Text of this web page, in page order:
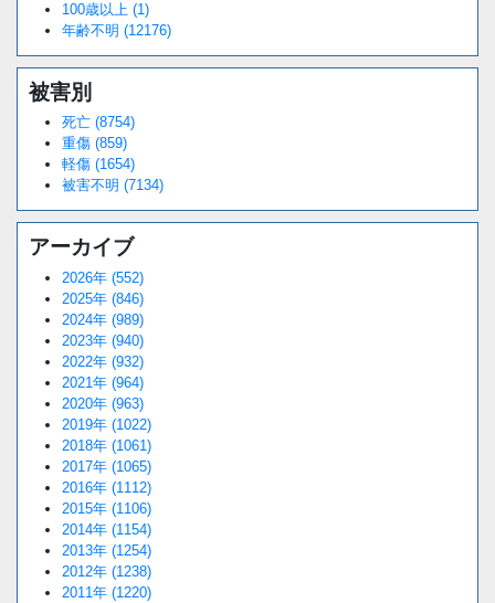
100歳以上 (1)
年齢不明 (12176)
被害別
死亡 (8754)
重傷 (859)
軽傷 (1654)
被害不明 (7134)
アーカイブ
2026年 (552)
2025年 (846)
2024年 (989)
2023年 (940)
2022年 (932)
2021年 (964)
2020年 (963)
2019年 (1022)
2018年 (1061)
2017年 (1065)
2016年 (1112)
2015年 (1106)
2014年 (1154)
2013年 (1254)
2012年 (1238)
2011年 (1220)